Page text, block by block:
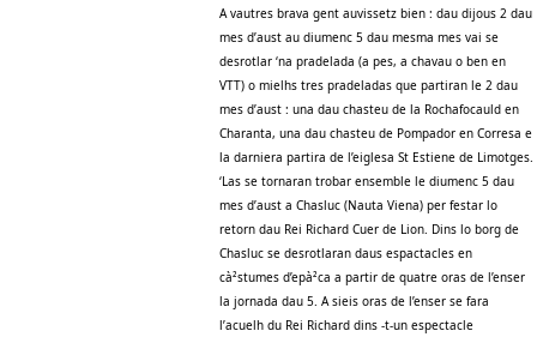
A vautres brava gent auvissetz bien : dau dijous 2 dau
mes d’aust au diumenc 5 dau mesma mes vai se
desrotlar ‘na pradelada (a pes, a chavau o ben en
VTT) o mielhs tres pradeladas que partiran le 2 dau
mes d’aust : una dau chasteu de la Rochafocauld en
Charanta, una dau chasteu de Pompador en Corresa e
la darniera partira de l’eiglesa St Estiene de Limotges.
‘Las se tornaran trobar ensemble le diumenc 5 dau
mes d’aust a Chasluc (Nauta Viena) per festar lo
retorn dau Rei Richard Cuer de Lion. Dins lo borg de
Chasluc se desrotlaran daus espactacles en
cà²stumes d’epà²ca a partir de quatre oras de l’enser
la jornada dau 5. A sieis oras de l’enser se fara
l’acuelh du Rei Richard dins -t-un espectacle